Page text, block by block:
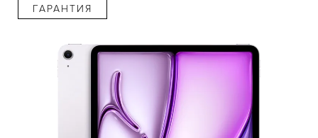
ГАРАНТИЯ